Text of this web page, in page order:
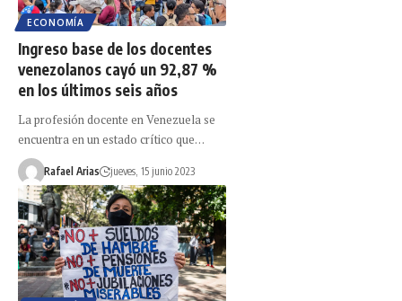
ECONOMÍA
Ingreso base de los docentes
venezolanos cayó un 92,87 %
en los últimos seis años
La profesión docente en Venezuela se
encuentra en un estado crítico que…
Rafael Arias jueves, 15 junio 2023